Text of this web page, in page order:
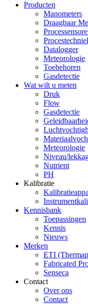
Producten
Manometers
Draagbaar
Datalogger
Meteorologie
Toebehoren
Gasdetectie
Wat wilt u meten
Druk
Flow
Gasdetectie
Meteorologie
Niveau/
Nutrient
PH
Kalibratie
Kennisbank
Toepassingen
Kennis
Nieuws
Merken
ETI
Fabricated
Senseca
Contact
Over ons
Contact